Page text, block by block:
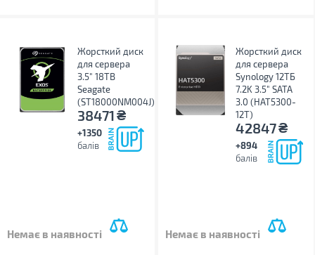
Жорсткий диск
для сервера
3.5" 18TB
Seagate
(ST18000NM004J)
38471₴
+1350
балів
Немає в наявності
Жорсткий диск
для сервера
Synology 12TБ
7.2K 3.5" SATA
3.0 (HAT5300-
12T)
42847₴
+894
балів
Немає в наявності